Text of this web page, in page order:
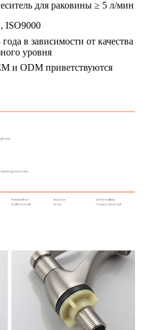
для раковины ≥ 5 л/мин
ISO9000
года в зависимости от качества
уровня
и ODM приветствуются